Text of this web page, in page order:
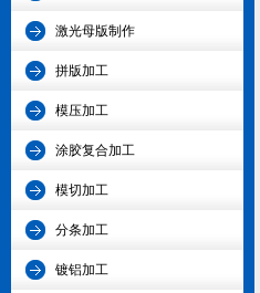
激光母版制作
拼版加工
模压加工
涂胶复合加工
模切加工
分条加工
镀铝加工